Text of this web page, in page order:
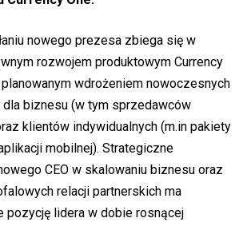
nowego prezesa zbiega się w
rozwojem produktowym Currency
planowanym wdrożeniem nowoczesnych
dla biznesu (w tym sprzedawców
klientów indywidualnych (m.in pakiety
mobilnej). Strategiczne
CEO w skalowaniu biznesu oraz
relacji partnerskich ma
pozycję lidera w dobie rosnącej